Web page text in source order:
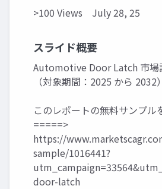
>100 Views July 28, 25
スライド概要
Automotive Door Latch 市場
（対象期間：2025 から 2032）
このレポートの無料サンプル
=====>
https://
sample/1016441?
door-latch